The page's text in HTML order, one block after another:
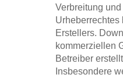
Verbreitung
Urheberrechtes
Erstellers.
kommerziellen
Betreiber
Insbesondere